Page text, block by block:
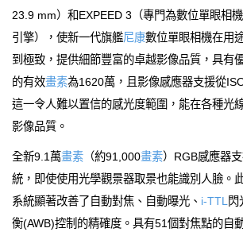
23.9 mm）和EXPEED 3（專門為數位單眼相
引擎），使新一代旗艦尼康數位單眼相機在用
到極致，提供細節豐富的卓越影像品質，具有
的有效畫素為1620萬，且影像感應器支援從
這一令人難以置信的感光度範圍，能在各種光
影像品質。
全新9.1萬畫素 （約91,000畫素）RGB感應器
統，即使使用光學觀景器取景也能識別人臉。
系統顯著改善了自動對焦、自動曝光、 i-TTL 閃
衡(AWB)控制的精確度。具有51個對焦點的自